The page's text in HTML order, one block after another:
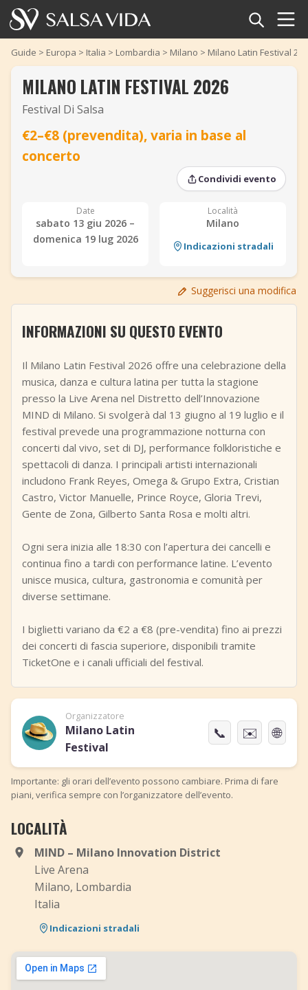
Home
Eventi
Notizie
Articoli
Glossario della salsa
Aggiungi evento
Guide > Europa > Italia > Lombardia > Milano > Milano Latin Festival
‹
‹
MILANO LATIN FESTIVAL 2026
Festival Di Salsa
€2–€8 (prevendita), varia in base al
concerto
Condividi evento
Date
sabato 13 giu 2026 –
domenica 19 lug 2026
Località
Milano
Indicazioni stradali
Suggerisci una modifica
INFORMAZIONI SU QUESTO EVENTO
Il Milano Latin Festival 2026 offre una celebrazione della
musica, danza e cultura latina per tutta la stagione
presso la Live Arena nel Distretto dell’Innovazione
MIND di Milano. Si svolgerà dal 13 giugno al 19 luglio e il
festival prevede una programmazione notturna con
concerti dal vivo, set di DJ, performance folkloristiche e
spettacoli di danza. I principali artisti internazionali
includono Frank Reyes, Omega & Grupo Extra, Cristian
Castro, Victor Manuelle, Prince Royce, Gloria Trevi,
Gente de Zona, Gilberto Santa Rosa e molti altri.
Ogni sera inizia alle 18:30 con l’apertura dei cancelli e
continua fino a tardi con performance latine. L’evento
unisce musica, cultura, gastronomia e comunità per
diverse settimane.
I biglietti variano da €2 a €8 (pre-vendita) fino ai prezzi
dei concerti di fascia superiore, disponibili tramite
TicketOne e i canali ufficiali del festival.
Organizzatore
Milano Latin
Festival
📞 ✉️ 🌐
Importante: gli orari dell’evento possono cambiare. Prima di fare
piani, verifica sempre con l’organizzatore dell’evento.
LOCALITÀ
MIND – Milano Innovation District
Live Arena
Milano, Lombardia
Italia
Indicazioni stradali